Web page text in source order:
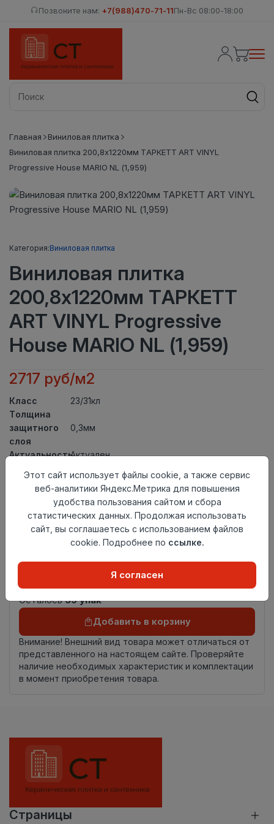
Позвоните нам: +7(988)470-71-11Пн-Вс 08:00-18:00
Главная
Виниловая плитка
Виниловая плитка 200,8х1220мм ТАРКЕТТ ART VINYL
Progressive House MARIO NL (1,959)
Категория:Виниловая плитка
Виниловая плитка
200,8х1220мм ТАРКЕТТ
ART VINYL Progressive
House MARIO NL (1,959)
2717 руб/м2
Класс
23/31кл
Толщина
защитного
слоя
0,3мм
АктуальностьАктуален
Размер
доски
200,8х1220мм
Теплый пол
до +27 градусов
Способ
укладки
Замковый метод
4-х сторонняя фаска
Страна
Осталось39 упак
Добавить в корзину
Внимание! Внешний вид товара может отличаться от
представленного на настоящем сайте. Проверяйте
наличие необходимых характеристик и комплектации
в момент приобретения товара.
Страницы
Этот сайт использует файлы cookie, а также сервис
веб-аналитики Яндекс.Метрика для повышения
удобства пользования сайтом и сбора
статистических данных. Продолжая использовать
сайт, вы соглашаетесь с использованием файлов
cookie. Подробнее по ссылке.
Я согласен